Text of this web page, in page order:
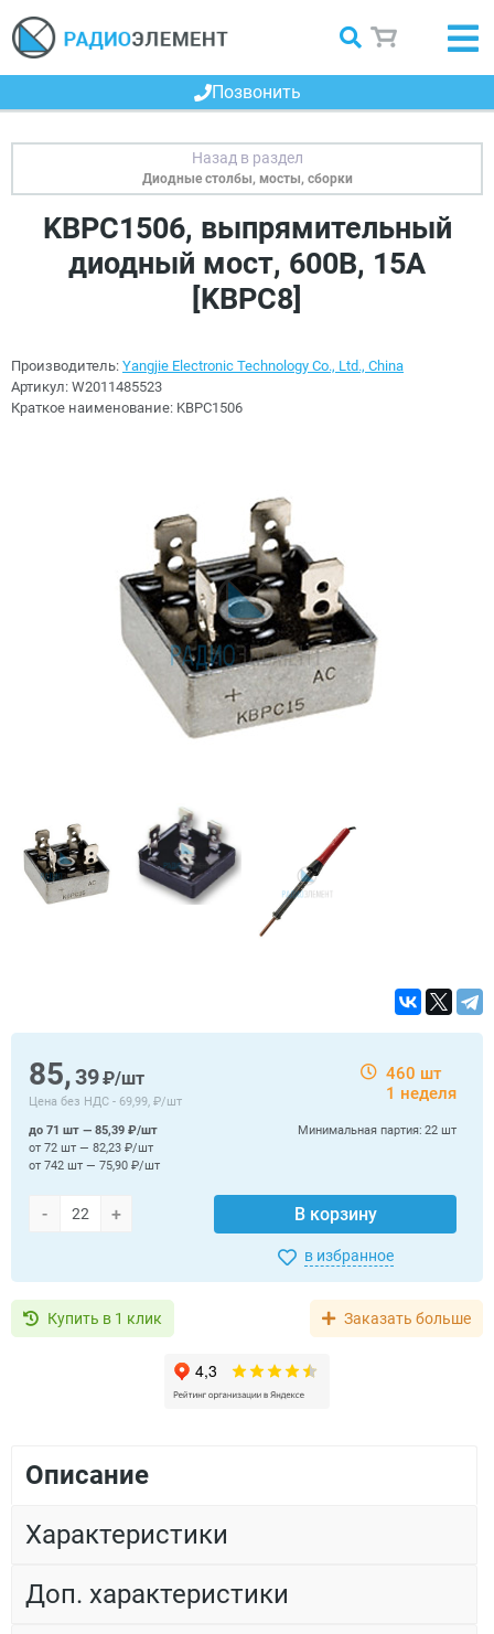
Позвонить
Диодные столбы, мосты, сборки
KBPC1506, выпрямительный
диодный мост, 600В, 15А
[KBPC8]
Производитель: Yangjie Electronic Technology Co., Ltd., China
Артикул: W2011485523
Краткое наименование: KBPC1506
85,39₽/шт
Цена без НДС - 69,99, ₽/шт
460 шт
1 неделя
- + В корзину
Минимальная партия: 22 шт
до 71 шт — 85,39 ₽/шт
от 72 шт — 82,23 ₽/шт
от 742 шт — 75,90 ₽/шт
в избранное
Купить в 1 клик Заказать больше
Описание
Характеристики
Доп. характеристики